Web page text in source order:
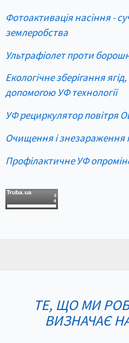
Фотоактивація насіння -
землеробства
Ультрафіолет проти
Екологічне зберігання
допомогою УФ технології
УФ рециркулятор повітря
Очищення і знезараження
Профілактичне УФ
Truba.ua
ТЕ, ЩО МИ
ВИЗНАЧАЄ